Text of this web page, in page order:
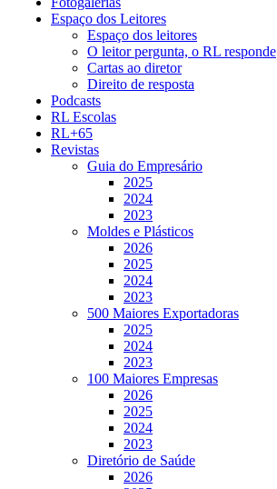
Espaço dos Leitores
Espaço dos leitores
O leitor pergunta, o RL responde
Cartas ao diretor
Direito de resposta
Podcasts
RL Escolas
RL+65
Revistas
Guia do Empresário
2025
2024
2023
Moldes e Plásticos
2026
2025
2024
2023
500 Maiores Exportadoras
2025
2024
2023
100 Maiores Empresas
2026
2025
2024
2023
Diretório de Saúde
2026